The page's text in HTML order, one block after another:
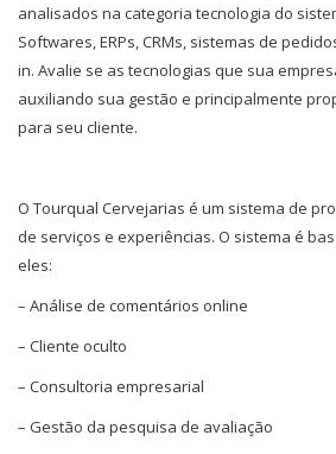
analisados na categoria tecnologia do
Softwares, ERPs, CRMs, sistemas de
in. Avalie se as tecnologias que sua
auxiliando sua gestão e principalmente
para seu cliente.
O Tourqual Cervejarias é um sistema de
de serviços e experiências. O sistema é
eles:
– Análise de comentários online
– Cliente oculto
– Consultoria empresarial
– Gestão da pesquisa de avaliação